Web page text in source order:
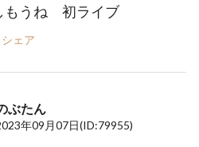
もうね 初ライブ
シェア
ぶたん
年09月07日(ID:79955)